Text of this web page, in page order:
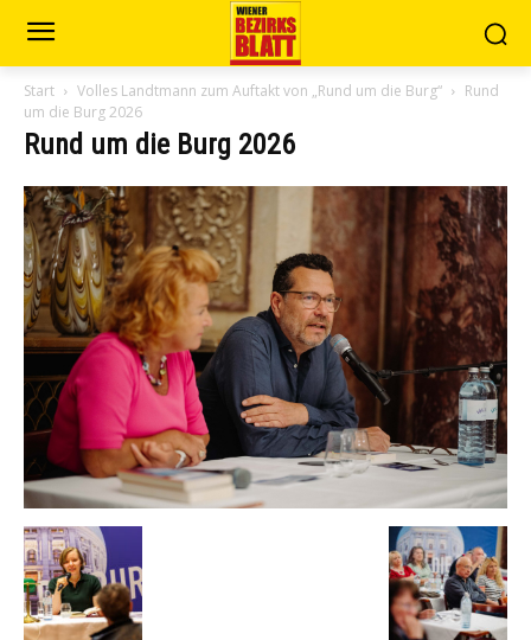
Start Volles Landtmann zum Auftakt von „Rund um die Burg“
Rund
um die Burg 2026
Rund um die Burg 2026